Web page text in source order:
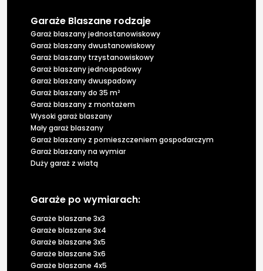
Garaże Blaszane rodzaje
Garaż blaszany jednostanowiskowy
Garaż blaszany dwustanowiskowy
Garaż blaszany trzystanowiskowy
Garaż blaszany jednospadowy
Garaż blaszany dwuspadowy
Garaż blaszany do 35 m²
Garaż blaszany z montażem
Wysoki garaż blaszany
Mały garaż blaszany
Garaż blaszany z pomieszczeniem gospodarczym
Garaż blaszany na wymiar
Duży garaż z wiatą
Garaże po wymiarach:
Garaże blaszane 3x3
Garaże blaszane 3x4
Garaże blaszane 3x5
Garaże blaszane 3x6
Garaże blaszane 4x5